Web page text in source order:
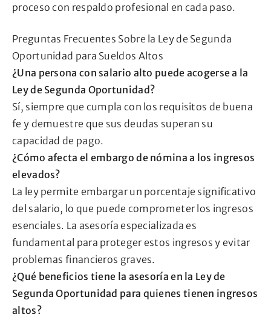
proceso con respaldo profesional en cada paso.
Preguntas Frecuentes Sobre la Ley de Segunda
Oportunidad para Sueldos Altos
¿Una persona con salario alto puede acogerse a la
Ley de Segunda Oportunidad?
Sí, siempre que cumpla con los requisitos de buena
fe y demuestre que sus deudas superan su
capacidad de pago.
¿Cómo afecta el embargo de nómina a los ingresos
elevados?
La ley permite embargar un porcentaje significativo
del salario, lo que puede comprometer los ingresos
esenciales. La asesoría especializada es
fundamental para proteger estos ingresos y evitar
problemas financieros graves.
¿Qué beneficios tiene la asesoría en la Ley de
Segunda Oportunidad para quienes tienen ingresos
altos?